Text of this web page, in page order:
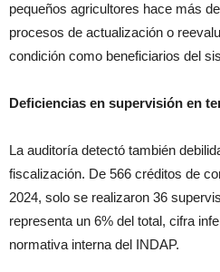
pequeños agricultores hace más
procesos de actualización o
condición como beneficiarios del
Deficiencias en supervisión en
La auditoría detectó también
fiscalización. De 566 créditos de
2024, solo se realizaron 36
representa un 6% del total, cifra
normativa interna del INDAP.